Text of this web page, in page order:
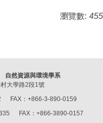
瀏覽數: 455
自然資源與環境學系
大學路2段1號
FAX：+866-3-890-0159
FAX：+866-3890-0157